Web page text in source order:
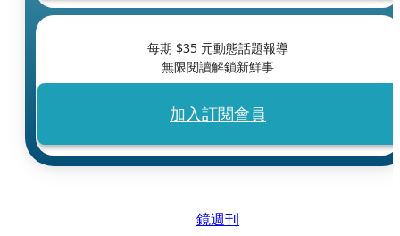
每期 $35 元動態話題報導
無限閱讀解鎖新鮮事
加入訂閱會員
鏡週刊